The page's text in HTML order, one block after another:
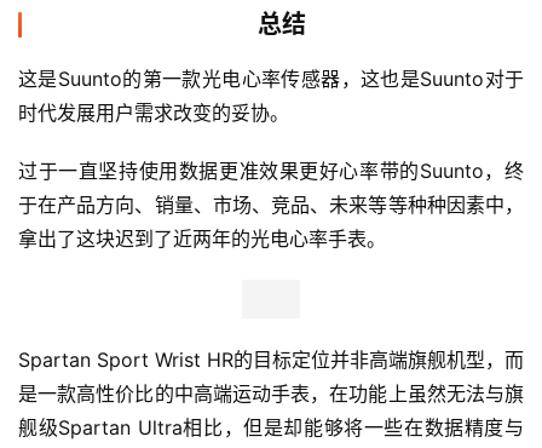
总结
这是Suunto的第一款光电心率传感器，这也是Suunto对于
时代发展用户需求改变的妥协。
过于一直坚持使用数据更准效果更好心率带的Suunto，终
于在产品方向、销量、市场、竞品、未来等等种种因素中，
拿出了这块迟到了近两年的光电心率手表。
Spartan Sport Wrist HR的目标定位并非高端旗舰机型，而
是一款高性价比的中高端运动手表，在功能上虽然无法与旗
舰级Spartan Ultra相比，但是却能够将一些在数据精度与